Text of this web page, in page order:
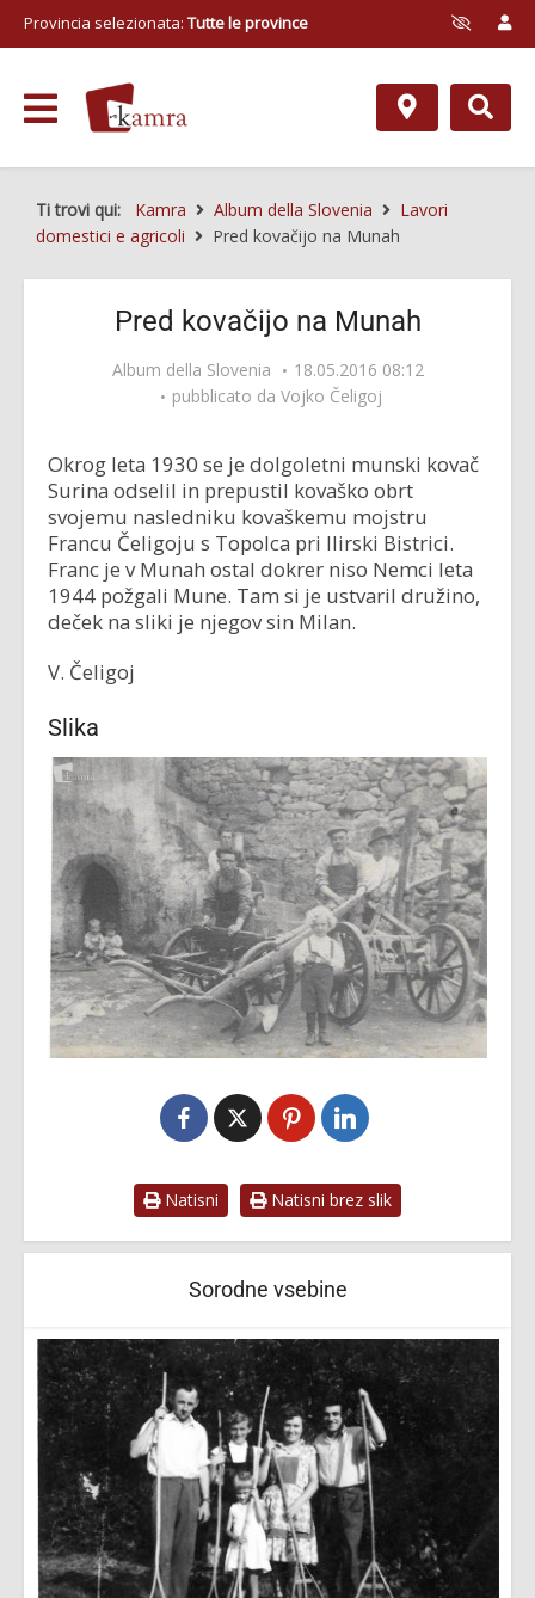
Provincia selezionata: Tutte le province
Ti trovi qui: Kamra Album della Slovenia
Lavori
domestici e agricoli
Pred kovačijo na Munah
Pred kovačijo na Munah
Album della Slovenia
18.05.2016 08:12
pubblicato da Vojko Čeligoj
Okrog leta 1930 se je dolgoletni munski kovač
Surina odselil in prepustil kovaško obrt
svojemu nasledniku kovaškemu mojstru
Francu Čeligoju s Topolca pri Ilirski Bistrici.
Franc je v Munah ostal dokrer niso Nemci leta
1944 požgali Mune. Tam si je ustvaril družino,
deček na sliki je njegov sin Milan.
V. Čeligoj
Slika
Natisni Natisni brez slik
Sorodne vsebine